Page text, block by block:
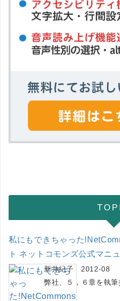
私にもできちゃった
ト ネットコモンズ公式マニ
新井紀子 2012-08
弊社、５，６章を執筆